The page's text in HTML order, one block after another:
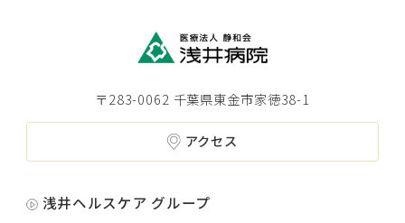
〒283-0062 千葉県東金市家徳38-1
アクセス
浅井ヘルスケア グループ